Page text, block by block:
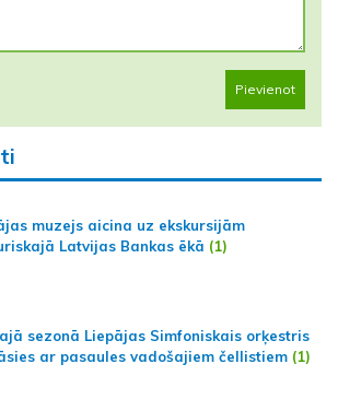
Pievienot
muzejs aicina uz ekskursijām
Latvijas Bankas ēkā (1)
sezonā Liepājas Simfoniskais orķestris
ar pasaules vadošajiem čellistiem (1)